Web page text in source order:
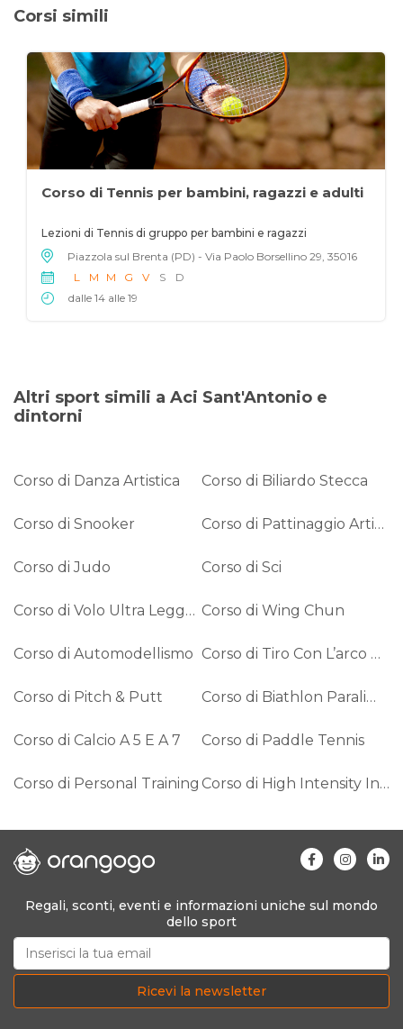
Corsi simili
Corso di Tennis per bambini, ragazzi e adulti
Lezioni di Tennis di gruppo per bambini e ragazzi
Piazzola sul Brenta (PD) - Via Paolo Borsellino 29, 35016
L
M M G V S
D
dalle 14 alle 19
Altri sport simili a Aci Sant'Antonio e
dintorni
Corso di Danza Artistica Corso di Biliardo Stecca
Corso di Snooker Corso di Pattinaggio Artistico
Corso di Judo Corso di Sci
Corso di Volo Ultra Leggero Corso di Wing Chun
Corso di Automodellismo Corso di Tiro Con L’arco Paralimpico
Corso di Pitch & Putt Corso di Biathlon Paralimpico
Corso di Calcio A 5 E A 7 Corso di Paddle Tennis
Corso di Personal Training Corso di High Intensity Interval Training (HIIT)
Regali, sconti, eventi e informazioni uniche sul mondo
dello sport
Ricevi la newsletter